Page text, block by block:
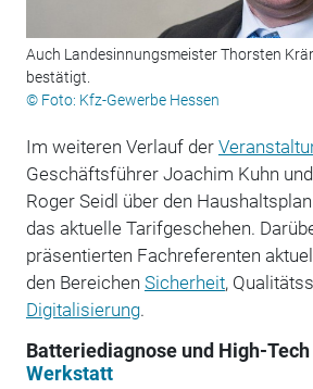
Auch Landesinnungsmeister Thorsten
bestätigt.
© Foto: Kfz-Gewerbe Hessen
Im weiteren Verlauf der
Geschäftsführer Joachim Kuhn
Roger Seidl über den
das aktuelle Tarifgeschehen.
präsentierten Fachreferenten
den Bereichen Sicherheit,
Digitalisierung.
Batteriediagnose und High-
Werkstatt